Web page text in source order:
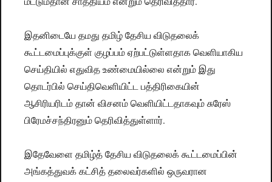
இதனிடையே தமது தமிழ் தேசிய விடுதலைக்
கூட்டமைப்புக்குள் குழப்பம் ஏற்பட்டுள்ளதாக வெளியாகிய
செய்தியில் எதுவித உண்மையில்லை என்றும் இது
தொடர்பில் செய்திவெளியிட்ட பத்திரிகையின்
ஆசிரியரிடம் தான் விசனம் வெளியிட்டதாகவும் சுரேஸ்
பிரேமச்சந்திரனும் தெரிவித்துள்ளார்.
இதேவேளை தமிழ்த் தேசிய விடுதலைக் கூட்டமைப்பின்
அங்கத்துவக் கட்சித் தலைவர்களில் ஒருவரான